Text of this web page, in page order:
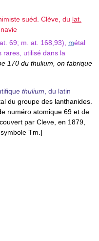
suéd. Clève, du lat.
at. 69; m. at. 168,93), métal
rares, utilisé dans la
170 du thulium, on fabrique
thulium , du latin
du groupe des lanthanides.
numéro atomique 69 et de
par Cleve, en 1879,
Tm.]